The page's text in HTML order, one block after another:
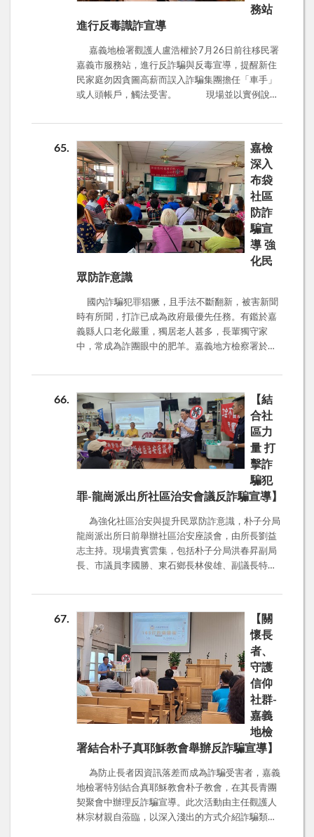
倍！ 提醒大家，遇到陌生電話、簡訊或網路投資
邀約，一定要多方查證、多跟親友討論。若有疑
就能少一分損失。 守護自己的辛苦積蓄，不輕信
「穩賺不賠」的投資誘惑；照顧好自己的身體與健
康，才是最值得的投資！
務站
進行反毒識詐宣導
嘉義地檢署觀護人盧浩權於7月26日前往移民署
嘉義市服務站，進行反詐騙與反毒宣導，提醒新住
民家庭勿因貪圖高薪而誤入詐騙集團擔任「車手」
或人頭帳戶，觸法受害。 現場並以實例說明
罪。活動中也特別強調電子菸的危害，指出電子菸
常混合毒品如依託咪酯、K他命等，外觀難以辨
識，香氣掩蓋毒性，對青少年極具吸引力卻高度成
癮且傷害神經。 與會家長紛紛表示，這樣的資訊
非常實用，有助於加強家庭對孩子的保護力。嘉義
地檢署表示，將持續與各單位合作，於暑假期間加
強法律與毒品防制教育，守護國人遠離危害。
65
嘉檢
深入
布袋
社區
防詐
騙宣
導 強
化民
眾防詐意識
國內詐騙犯罪猖獗，且手法不斷翻新，被害新聞
時有所聞，打詐已成為政府最優先任務。有鑑於嘉
義縣人口老化嚴重，獨居老人甚多，長輩獨守家
中，常成為詐團眼中的肥羊。嘉義地方檢察署於
布袋鎮公所調解委員會、過溝東安、中安、西安里
社區發展協會等單位，假過溝建德宮活動中心辦
理，社區參加民眾相當踴躍，計約50名。 本次講
座由蔡秀琴觀護人主講「防詐騙宣導」，蔡觀護人
針對現行常見的詐騙手法進行解析，特別是社會常
發生的假冒親友、假冒檢警、騙取人頭帳戶等。提
醒長輩遇到不明人士來電，自稱係檢察官、警察
等，告知帳戶遭到監管，或者有高獲利之賺錢機
會，極有可能就是詐騙圈套，千萬不要隨詐騙話術
免被害。並透過影音詐騙新聞及問答的方式，與長
輩互動，進行雙向交流，以提升長輩對於陌生電話
的防詐意識，反應相當熱烈。 現場並強調預防詐
騙「三要」及「三不要」原則，避免傷了自己的荷
原則：不理會、不告知個資、不依指示操作。提醒
長輩們應妥為保管金融帳戶，不要任意交付或提供
他人使用，以降低遭非法利用，無端牽扯刑事案件
的風險。
66
【結
合社
區力
量 打
擊詐
騙犯
罪-龍崗派出所社區治安會議反詐騙宣導】
為強化社區治安與提升民眾防詐意識，朴子分局
龍崗派出所日前舉辦社區治安座談會，由所長劉益
志主持。現場貴賓雲集，包括朴子分局洪春昇副局
長、市議員李國勝、東石鄉長林俊雄、副議長特助
潭村長蕭榮馨，皆親自到場關心並致詞勉勵。 活
動會場由許清發、陳立妍兩位警員用心布置，分局
偵查隊的陳柏丞偵查員、警員蔡元凱、第五組組長
陳來住、巡官童宇昇、第三組巡佐蔡志斌也到場協
助，進行業務宣導及相關支援，展現團隊合作精
神。 本次會議特別結合嘉義地檢署反詐騙宣導，
由主任觀護人林宗材親自到場分享近期重大詐騙案
例-台中豐原王姓一家五口不幸受害於「黃金代購」
詐騙，事件震驚全台。根據警方分析，此案屬典型
的「養套殺」詐騙手法，受害者一步步落入陷阱，
最終釀成悲劇。 林主任提醒民眾防詐三原則：
管道，不聽信所謂投資老師或助理的推薦。 錢難
賺，千萬不要隨便轉帳或匯款到陌生帳戶。 此
外，近日立法院要求政府普發1萬元現金，詐騙集團
也趁機散布釣魚簡訊，誘使民眾點擊不明連結。林
67
【關
懷長
者、
守護
信仰
社群-
嘉義
地檢
署結合朴子真耶穌教會舉辦反詐騙宣導】
為防止長者因資訊落差而成為詐騙受害者，嘉義
地檢署特別結合真耶穌教會朴子教會，在其長青團
契聚會中辦理反詐騙宣導。此次活動由主任觀護人
林宗材親自蒞臨，以深入淺出的方式介紹詐騙類型